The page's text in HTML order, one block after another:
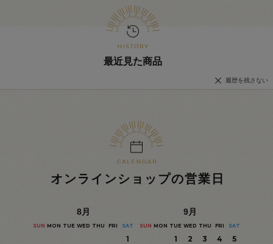
最近見た商品
履歴を残さない
オンラインショップの営業日
8月
SUN MON TUE WED THU FRI SAT
1
9月
SUN MON TUE WED THU FRI SAT
1 2 3 4
5